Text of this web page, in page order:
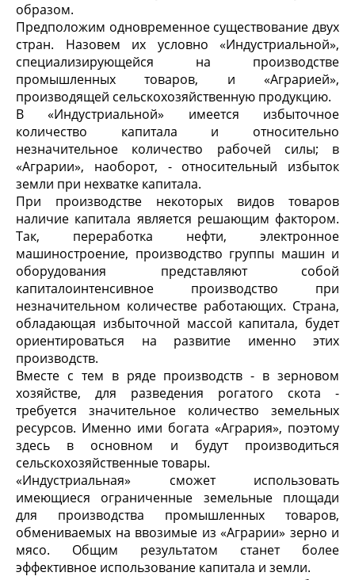
образом.
Предположим одновременное существование двух
стран. Назовем их условно «Индустриальной»,
специализирующейся на производстве
промышленных товаров, и «Аграрией»,
производящей сельскохозяйственную продукцию.
В «Индустриальной» имеется избыточное
количество капитала и относительно
незначительное количество рабочей силы; в
«Аграрии», наоборот, - относительный избыток
земли при нехватке капитала.
При производстве некоторых видов товаров
наличие капитала является решающим фактором.
Так, переработка нефти, электронное
машиностроение, производство группы машин и
оборудования представляют собой
капиталоинтенсивное производство при
незначительном количестве работающих. Страна,
обладающая избыточной массой капитала, будет
ориентироваться на развитие именно этих
производств.
Вместе с тем в ряде производств - в зерновом
хозяйстве, для разведения рогатого скота -
требуется значительное количество земельных
ресурсов. Именно ими богата «Агрария», поэтому
здесь в основном и будут производиться
сельскохозяйственные товары.
«Индустриальная» сможет использовать
имеющиеся ограниченные земельные площади
для производства промышленных товаров,
обмениваемых на ввозимые из «Аграрии» зерно и
мясо. Общим результатом станет более
эффективное использование капитала и земли.